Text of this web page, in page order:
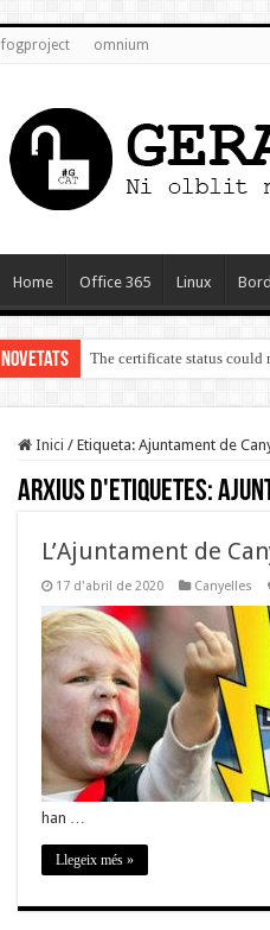
fogproject omnium
Home Office 365 Linux
Novetats The certificate status could
Inici / Etiqueta: Ajuntament de
Arxius d'etiquetes:
L’Ajuntament de
17 d'abril de 2020 Canyelles
han …
Llegeix més »